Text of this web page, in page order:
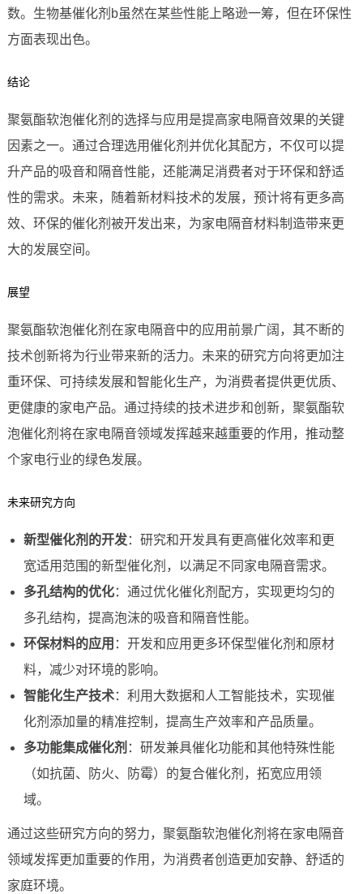
数。生物基催化剂b虽然在某些性能上略逊一筹，但在环保性
方面表现出色。
结论
聚氨酯软泡催化剂的选择与应用是提高家电隔音效果的关键
因素之一。通过合理选用催化剂并优化其配方，不仅可以提
升产品的吸音和隔音性能，还能满足消费者对于环保和舒适
性的需求。未来，随着新材料技术的发展，预计将有更多高
效、环保的催化剂被开发出来，为家电隔音材料制造带来更
大的发展空间。
展望
聚氨酯软泡催化剂在家电隔音中的应用前景广阔，其不断的
技术创新将为行业带来新的活力。未来的研究方向将更加注
重环保、可持续发展和智能化生产，为消费者提供更优质、
更健康的家电产品。通过持续的技术进步和创新，聚氨酯软
泡催化剂将在家电隔音领域发挥越来越重要的作用，推动整
个家电行业的绿色发展。
未来研究方向
新型催化剂的开发：研究和开发具有更高催化效率和更
宽适用范围的新型催化剂，以满足不同家电隔音需求。
多孔结构的优化：通过优化催化剂配方，实现更均匀的
多孔结构，提高泡沫的吸音和隔音性能。
环保材料的应用 ：开发和应用更多环保型催化剂和原材
料，减少对环境的影响。
智能化生产技术：利用大数据和人工智能技术，实现催
化剂添加量的精准控制，提高生产效率和产品质量。
多功能集成催化剂 ：研发兼具催化功能和其他特殊性能
（如抗菌、防火、防霉）的复合催化剂，拓宽应用领
域。
通过这些研究方向的努力，聚氨酯软泡催化剂将在家电隔音
领域发挥更加重要的作用，为消费者创造更加安静、舒适的
家庭环境。